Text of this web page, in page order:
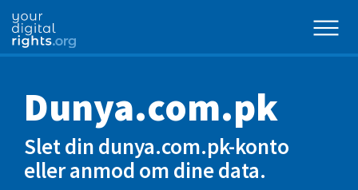
Dunya.com.pk
Slet din dunya.com.pk-konto
eller anmod om dine data.